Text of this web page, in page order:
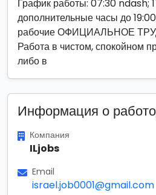
График работы: 07:30 ndash;
дополнительные часы до
рабочие ОФИЦИАЛЬНОЕ
Работа в чистом, спокойном
либо в
Информация о
Компания
ILjobs
Email
israel.job0001@gmail.com